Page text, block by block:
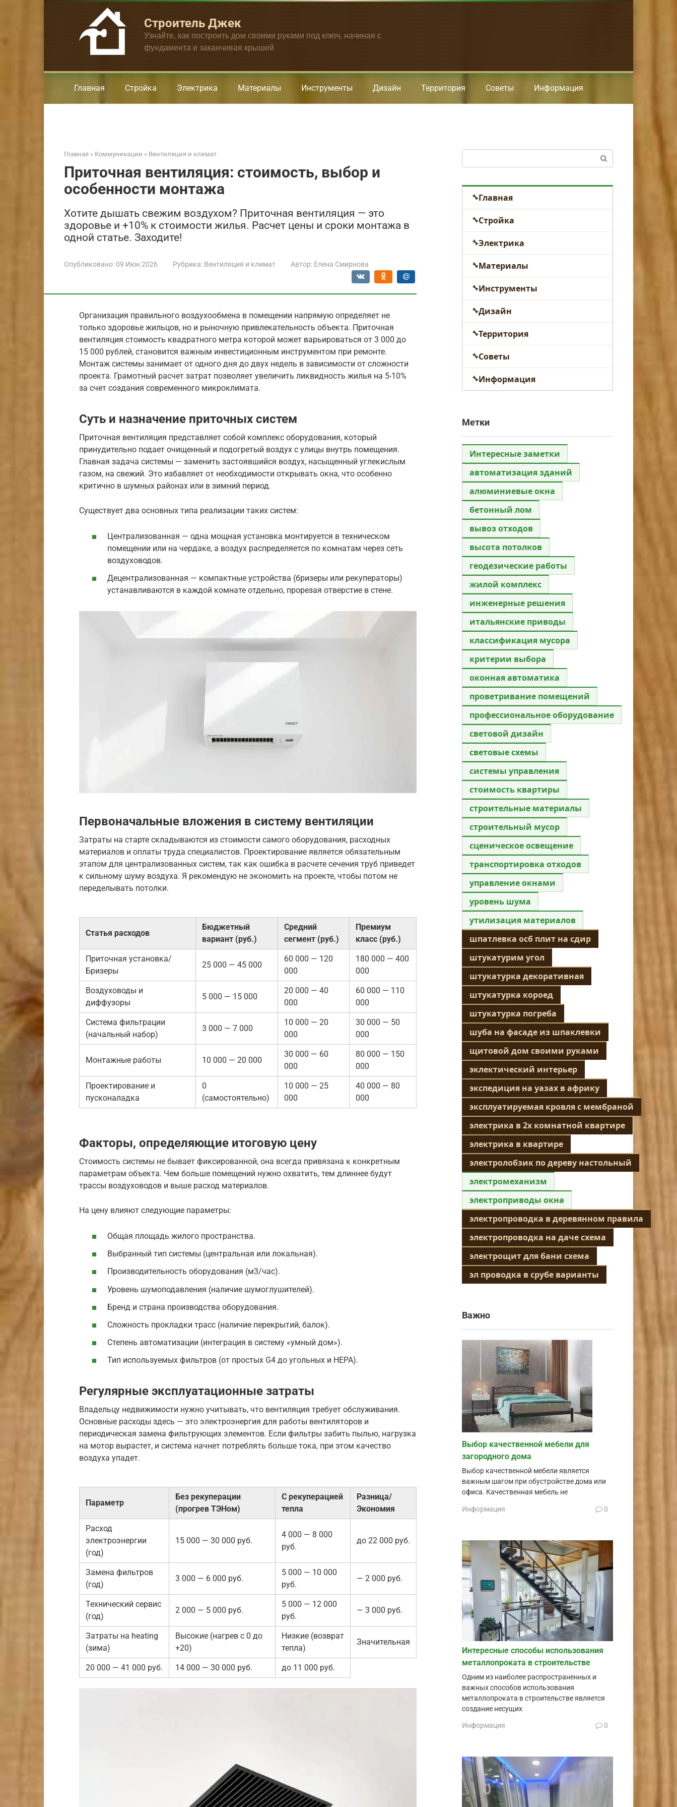
Строитель Джек
Узнайте, как построить дом своими руками под ключ, начиная с
фундамента и заканчивая крышей
Главная Стройка Электрика Материалы Инструменты Дизайн Территория Советы Информация
Главная » Коммуникации » Вентиляция и климат
Приточная вентиляция: стоимость, выбор и
особенности монтажа
Хотите дышать свежим воздухом? Приточная вентиляция — это
здоровье и +10% к стоимости жилья. Расчет цены и сроки монтажа в
одной статье. Заходите!
Опубликовано: 09 Июн 2026 Рубрика: Вентиляция и климат Автор: Елена Смирнова
Организация правильного воздухообмена в помещении напрямую определяет не
только здоровье жильцов, но и рыночную привлекательность объекта. Приточная
вентиляция стоимость квадратного метра которой может варьироваться от 3 000 до
15 000 рублей, становится важным инвестиционным инструментом при ремонте.
Монтаж системы занимает от одного дня до двух недель в зависимости от сложности
проекта. Грамотный расчет затрат позволяет увеличить ликвидность жилья на 5-10%
за счет создания современного микроклимата.
Суть и назначение приточных систем
Приточная вентиляция представляет собой комплекс оборудования, который
принудительно подает очищенный и подогретый воздух с улицы внутрь помещения.
Главная задача системы — заменить застоявшийся воздух, насыщенный углекислым
газом, на свежий. Это избавляет от необходимости открывать окна, что особенно
критично в шумных районах или в зимний период.
Существует два основных типа реализации таких систем:
Централизованная — одна мощная установка монтируется в техническом
помещении или на чердаке, а воздух распределяется по комнатам через сеть
воздуховодов.
Децентрализованная — компактные устройства (бризеры или рекуператоры)
устанавливаются в каждой комнате отдельно, прорезая отверстие в стене.
Первоначальные вложения в систему вентиляции
Затраты на старте складываются из стоимости самого оборудования, расходных
материалов и оплаты труда специалистов. Проектирование является обязательным
этапом для централизованных систем, так как ошибка в расчете сечения труб приведет
к сильному шуму воздуха. Я рекомендую не экономить на проекте, чтобы потом не
переделывать потолки.
Статья расходов
Бюджетный
вариант (руб.)
Средний
сегмент (руб.)
Премиум
класс (руб.)
Приточная установка/
Бризеры
25 000 — 45 000
60 000 — 120
000
180 000 — 400
000
Воздуховоды и
диффузоры
5 000 — 15 000
20 000 — 40
000
60 000 — 110
000
Система фильтрации
(начальный набор)
3 000 — 7 000
10 000 — 20
000
30 000 — 50
000
Монтажные работы 10 000 — 20 000
30 000 — 60
000
80 000 — 150
000
Проектирование и
пусконаладка
0
(самостоятельно)
10 000 — 25
000
40 000 — 80
000
Факторы, определяющие итоговую цену
Стоимость системы не бывает фиксированной, она всегда привязана к конкретным
параметрам объекта. Чем больше помещений нужно охватить, тем длиннее будут
трассы воздуховодов и выше расход материалов.
На цену влияют следующие параметры:
Общая площадь жилого пространства.
Выбранный тип системы (центральная или локальная).
Производительность оборудования (м3/час).
Уровень шумоподавления (наличие шумоглушителей).
Бренд и страна производства оборудования.
Сложность прокладки трасс (наличие перекрытий, балок).
Степень автоматизации (интеграция в систему «умный дом»).
Тип используемых фильтров (от простых G4 до угольных и HEPA).
Регулярные эксплуатационные затраты
Владельцу недвижимости нужно учитывать, что вентиляция требует обслуживания.
Основные расходы здесь — это электроэнергия для работы вентиляторов и
периодическая замена фильтрующих элементов. Если фильтры забить пылью, нагрузка
на мотор вырастет, и система начнет потреблять больше тока, при этом качество
воздуха упадет.
Параметр
Без рекуперации
(прогрев ТЭНом)
С рекуперацией
тепла
Разница/
Экономия
Расход
электроэнергии
(год)
15 000 — 30 000 руб.
4 000 — 8 000
руб.
до 22 000 руб.
Замена фильтров
(год)
3 000 — 6 000 руб.
5 000 — 10 000
руб.
— 2 000 руб.
Технический сервис
(год)
2 000 — 5 000 руб.
5 000 — 12 000
руб.
— 3 000 руб.
Затраты на heating
(зима)
Высокие (нагрев с 0 до
+20)
Низкие (возврат
тепла)
Значительная
20 000 — 41 000 руб. 14 000 — 30 000 руб. до 11 000 руб.
Главная
Стройка
Электрика
Материалы
Инструменты
Дизайн
Территория
Советы
Информация
Метки
Интересные заметки
автоматизация зданий
алюминиевые окна
бетонный лом
вывоз отходов
высота потолков
геодезические работы
жилой комплекс
инженерные решения
итальянские приводы
классификация мусора
критерии выбора
оконная автоматика
проветривание помещений
профессиональное оборудование
световой дизайн
световые схемы
системы управления
стоимость квартиры
строительные материалы
строительный мусор
сценическое освещение
транспортировка отходов
управление окнами
уровень шума
утилизация материалов
шпатлевка осб плит на сдир
штукатурим угол
штукатурка декоративная
штукатурка короед
штукатурка погреба
шуба на фасаде из шпаклевки
щитовой дом своими руками
эклектический интерьер
экспедиция на уазах в африку
эксплуатируемая кровля с мембраной
электрика в 2х комнатной квартире
электрика в квартире
электролобзик по дереву настольный
электромеханизм
электроприводы окна
электропроводка в деревянном правила
электропроводка на даче схема
электрощит для бани схема
эл проводка в срубе варианты
Важно
Выбор качественной мебели для
загородного дома
Выбор качественной мебели является
важным шагом при обустройстве дома или
офиса. Качественная мебель не
Информация 0
Интересные способы использования
металлопроката в строительстве
Одним из наиболее распространенных и
важных способов использования
металлопроката в строительстве является
создание несущих
Информация 0